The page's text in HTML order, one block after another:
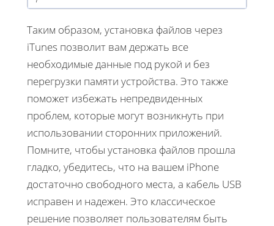
Таким образом, установка файлов через
iTunes позволит вам держать все
необходимые данные под рукой и без
перегрузки памяти устройства. Это также
поможет избежать непредвиденных
проблем, которые могут возникнуть при
использовании сторонних приложений.
Помните, чтобы установка файлов прошла
гладко, убедитесь, что на вашем iPhone
достаточно свободного места, а кабель USB
исправен и надежен. Это классическое
решение позволяет пользователям быть